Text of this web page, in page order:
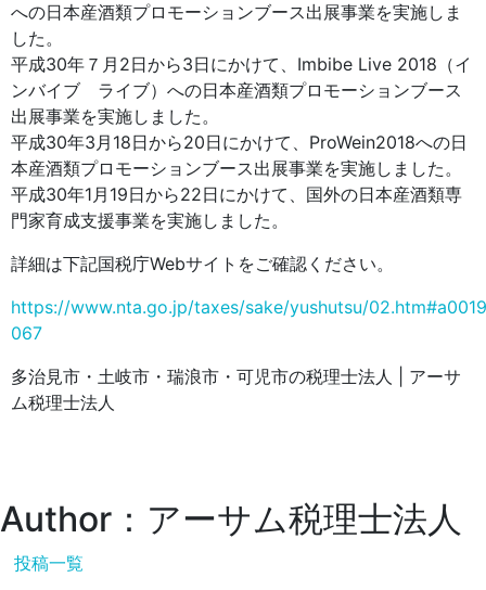
への日本産酒類プロモーションブース出展事業を実施しま
した。
平成30年７月2日から3日にかけて、Imbibe Live 2018（イ
ンバイブ ライブ）への日本産酒類プロモーションブース
出展事業を実施しました。
平成30年3月18日から20日にかけて、ProWein2018への日
本産酒類プロモーションブース出展事業を実施しました。
平成30年1月19日から22日にかけて、国外の日本産酒類専
門家育成支援事業を実施しました。
詳細は下記国税庁Webサイトをご確認ください。
https://www.nta.go.jp/taxes/sake/yushutsu/
067
多治見市・土岐市・瑞浪市・可児市の税理士法人 | アーサ
ム税理士法人
Author：アーサム税理士法人
投稿一覧